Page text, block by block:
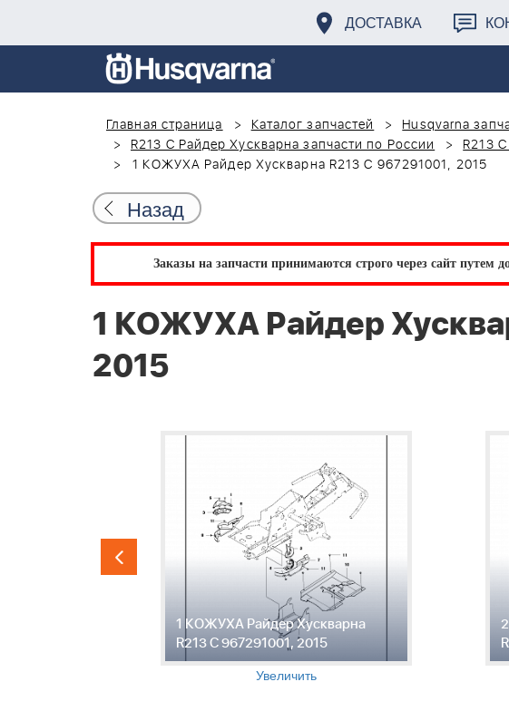
ДОСТАВКА
Главная страница Каталог запчастей Husqvarna
R213 C Райдер Хускварна запчасти по России
R213
1 КОЖУХА Райдер Хускварна R213 C 967291001, 2015
Назад
Заказы на запчасти принимаются строго через сайт путем
1 КОЖУХА Райдер
2015
1 КОЖУХА Райдер Хускварна
R213 C 967291001, 2015
Увеличить